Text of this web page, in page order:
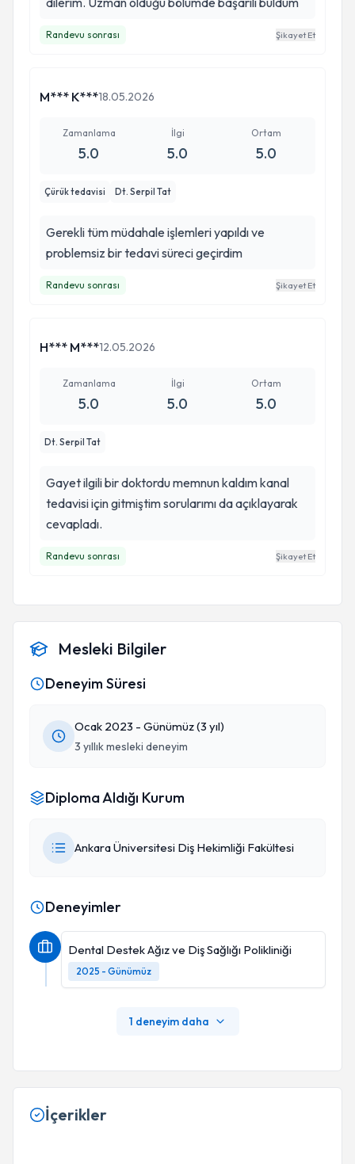
Randevu sonrası Şikayet Et
M*** K***18.05.2026
Zamanlama
5.0
İlgi
5.0
Ortam
5.0
Çürük tedavisi Dt. Serpil Tat
Gerekli tüm müdahale işlemleri yapıldı ve
problemsiz bir tedavi süreci geçirdim
Randevu sonrası Şikayet Et
H*** M***12.05.2026
Zamanlama
5.0
İlgi
5.0
Ortam
5.0
Dt. Serpil Tat
Gayet ilgili bir doktordu memnun kaldım kanal
tedavisi için gitmiştim sorularımı da açıklayarak
cevapladı.
Randevu sonrası Şikayet Et
Mesleki Bilgiler
Deneyim Süresi
Ocak 2023 - Günümüz (3 yıl)
3 yıllık mesleki deneyim
Diploma Aldığı Kurum
Ankara Üniversitesi Diş Hekimliği Fakültesi
Deneyimler
Dental Destek Ağız ve Diş Sağlığı Polikliniği
2025 - Günümüz
1 deneyim daha
İçerikler